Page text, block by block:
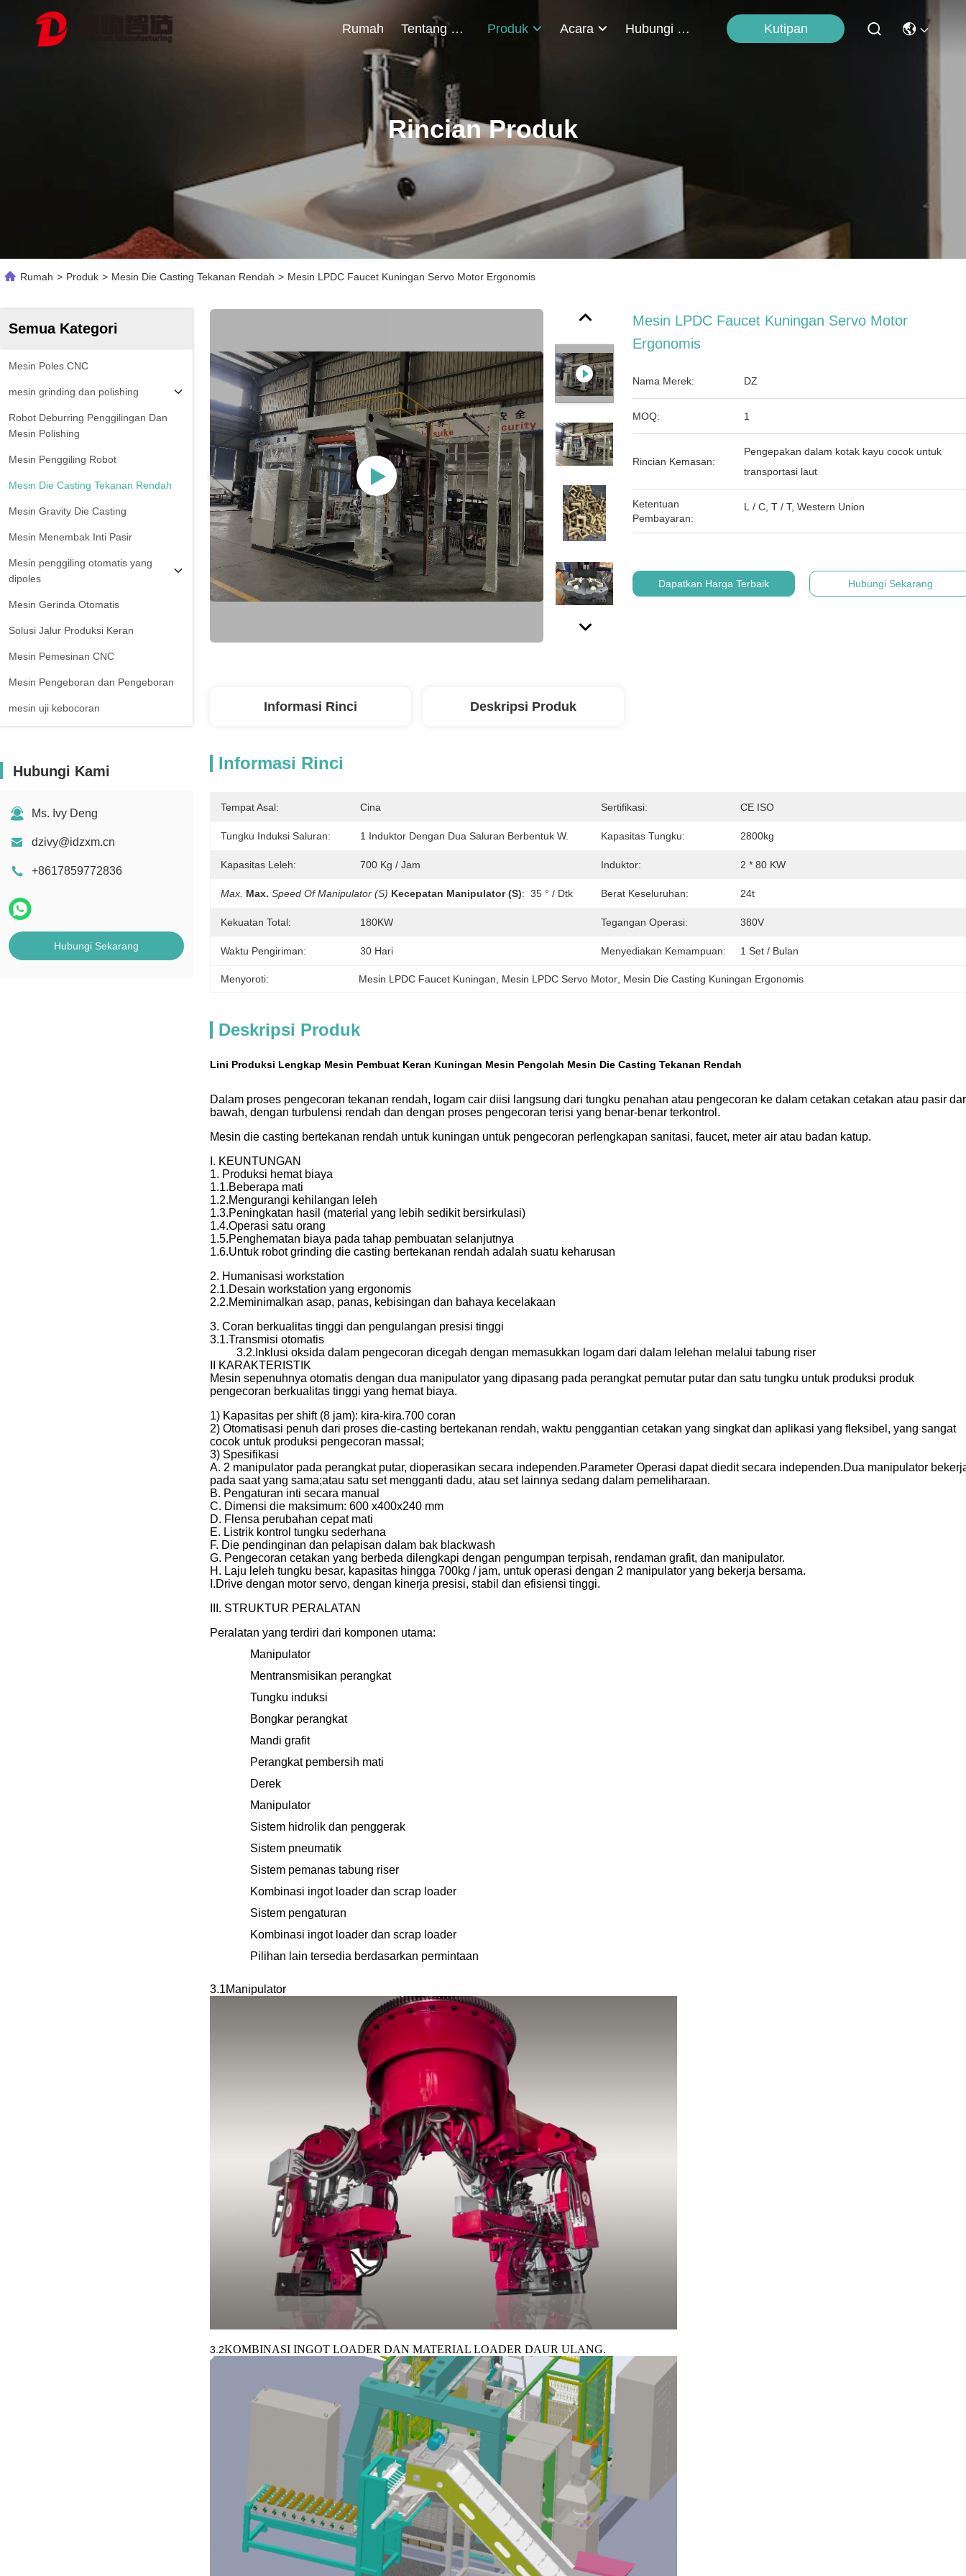
Rumah Tentang Kami Produk Acara Hubungi Kami Kutipan
Rincian Produk
Rumah > Produk > Mesin Die Casting Tekanan Rendah > Mesin LPDC Faucet Kuningan Servo Motor Ergonomis
Semua Kategori
Mesin Poles CNC
mesin grinding dan polishing
Robot Deburring Penggilingan Dan
Mesin Polishing
Mesin Penggiling Robot
Mesin Die Casting Tekanan Rendah
Mesin Gravity Die Casting
Mesin Menembak Inti Pasir
Mesin penggiling otomatis yang
dipoles
Mesin Gerinda Otomatis
Solusi Jalur Produksi Keran
Mesin Pemesinan CNC
Mesin Pengeboran dan Pengeboran
mesin uji kebocoran
Hubungi Kami
Ms. Ivy Deng
dzivy@idzxm.cn
+8617859772836
Hubungi Sekarang
Mesin LPDC Faucet Kuningan Servo Motor
Ergonomis
Nama Merek: DZ
MOQ: 1
Rincian Kemasan:
Pengepakan dalam kotak kayu cocok untuk
transportasi laut
Ketentuan
Pembayaran:
L / C, T / T, Western Union
Dapatkan Harga Terbaik Hubungi Sekarang
Informasi Rinci Deskripsi Produk
Informasi Rinci
Tempat Asal: Cina Sertifikasi: CE ISO
Tungku Induksi Saluran: 1 Induktor Dengan Dua Saluran Berbentuk W. Kapasitas Tungku: 2800kg
Kapasitas Leleh: 700 Kg / Jam Induktor: 2 * 80 KW
Max. Max. Speed Of Manipulator (S) Kecepatan Manipulator (S): 35 ° / Dtk Berat Keseluruhan: 24t
Kekuatan Total: 180KW Tegangan Operasi: 380V
Waktu Pengiriman: 30 Hari Menyediakan Kemampuan: 1 Set / Bulan
Menyoroti: Mesin LPDC Faucet Kuningan Mesin LPDC Servo Motor Mesin Die Casting Kuningan Ergonomis
Deskripsi Produk
Lini Produksi Lengkap Mesin Pembuat Keran Kuningan Mesin Pengolah Mesin Die Casting Tekanan Rendah
Dalam proses pengecoran tekanan rendah, logam cair diisi langsung dari tungku penahan atau pengecoran ke dalam cetakan cetakan atau pasir
bawah, dengan turbulensi rendah dan dengan proses pengecoran terisi yang benar-benar terkontrol.
Mesin die casting bertekanan rendah untuk kuningan untuk pengecoran perlengkapan sanitasi, faucet, meter air atau badan katup.
I. KEUNTUNGAN
1. Produksi hemat biaya
1.1.Beberapa mati
1.2.Mengurangi kehilangan leleh
1.3.Peningkatan hasil (material yang lebih sedikit bersirkulasi)
1.4.Operasi satu orang
1.5.Penghematan biaya pada tahap pembuatan selanjutnya
1.6.Untuk robot grinding die casting bertekanan rendah adalah suatu keharusan
2. Humanisasi workstation
2.1.Desain workstation yang ergonomis
2.2.Meminimalkan asap, panas, kebisingan dan bahaya kecelakaan
3. Coran berkualitas tinggi dan pengulangan presisi tinggi
3.1.Transmisi otomatis
3.2.Inklusi oksida dalam pengecoran dicegah dengan memasukkan logam dari dalam lelehan melalui tabung riser
II KARAKTERISTIK
Mesin sepenuhnya otomatis dengan dua manipulator yang dipasang pada perangkat pemutar putar dan satu tungku untuk produksi produk
pengecoran berkualitas tinggi yang hemat biaya.
1) Kapasitas per shift (8 jam): kira-kira.700 coran
2) Otomatisasi penuh dari proses die-casting bertekanan rendah, waktu penggantian cetakan yang singkat dan aplikasi yang fleksibel, yang sangat
cocok untuk produksi pengecoran massal;
3) Spesifikasi
A. 2 manipulator pada perangkat putar, dioperasikan secara independen.Parameter Operasi dapat diedit secara independen.Dua manipulator
pada saat yang sama;atau satu set mengganti dadu, atau set lainnya sedang dalam pemeliharaan.
B. Pengaturan inti secara manual
C. Dimensi die maksimum: 600 x400x240 mm
D. Flensa perubahan cepat mati
E. Listrik kontrol tungku sederhana
F. Die pendinginan dan pelapisan dalam bak blackwash
G. Pengecoran cetakan yang berbeda dilengkapi dengan pengumpan terpisah, rendaman grafit, dan manipulator.
H. Laju leleh tungku besar, kapasitas hingga 700kg / jam, untuk operasi dengan 2 manipulator yang bekerja bersama.
I.Drive dengan motor servo, dengan kinerja presisi, stabil dan efisiensi tinggi.
III. STRUKTUR PERALATAN
Peralatan yang terdiri dari komponen utama:
Manipulator
Mentransmisikan perangkat
Tungku induksi
Bongkar perangkat
Mandi grafit
Perangkat pembersih mati
Derek
Manipulator
Sistem hidrolik dan penggerak
Sistem pneumatik
Sistem pemanas tabung riser
Kombinasi ingot loader dan scrap loader
Sistem pengaturan
Kombinasi ingot loader dan scrap loader
Pilihan lain tersedia berdasarkan permintaan
3.1Manipulator
3.2KOMBINASI INGOT LOADER DAN MATERIAL LOADER DAUR ULANG.